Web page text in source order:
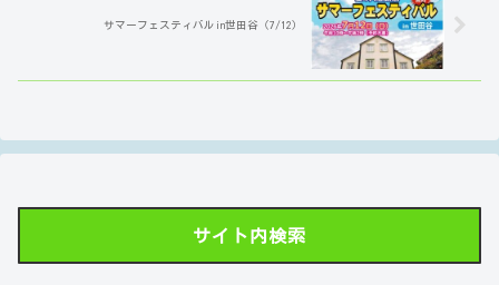
サマーフェスティバルin世田谷（7/12）
サイト内検索